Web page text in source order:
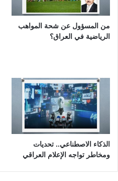
من المسؤول عن شحة المواهب
الرياضية في العراق؟
الذكاء الاصطناعي.. تحديات
ومخاطر تواجه الإعلام العراقي